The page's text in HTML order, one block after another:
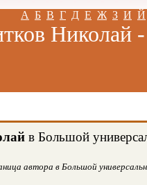
А Б В Г Д Е Ж З И Й
Николай -
в Большой
автора в Большой